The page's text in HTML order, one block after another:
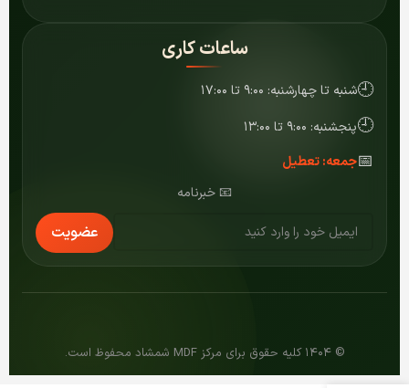
ساعات کاری
🕘شنبه تا چهارشنبه: ۹:۰۰ تا ۱۷:۰۰
🕘پنجشنبه: ۹:۰۰ تا ۱۳:۰۰
📅جمعه: تعطیل
📧 خبرنامه
عضویت
© ۱۴۰۴ کلیه حقوق برای مرکز MDF شمشاد محفوظ است.